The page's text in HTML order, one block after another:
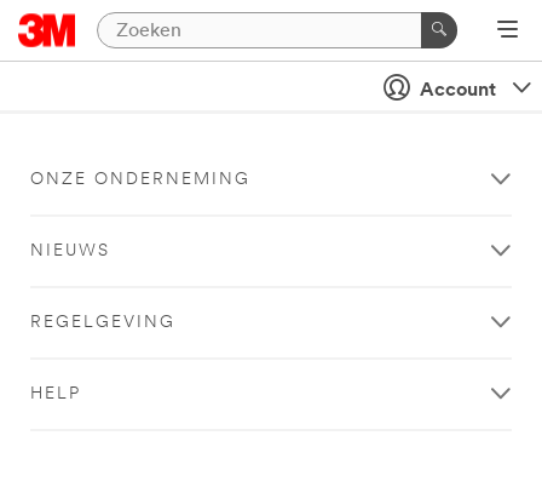
Account
ONZE ONDERNEMING
NIEUWS
REGELGEVING
HELP